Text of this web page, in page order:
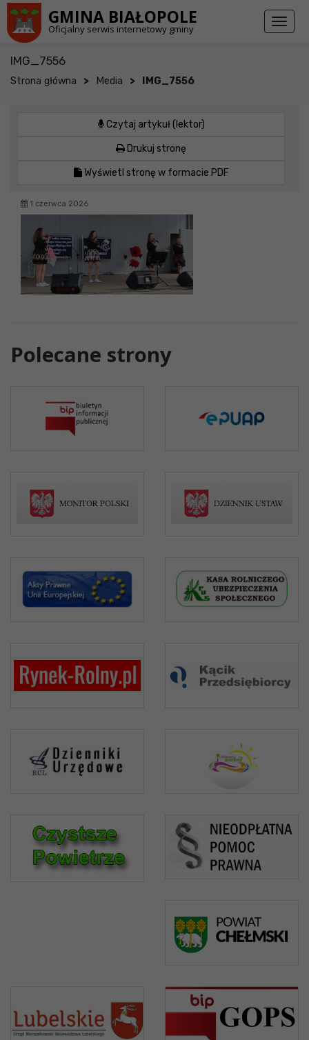
GMINA BIAŁOPOLE
Oficjalny serwis internetowy gminy
Toggle
IMG_7556
Strona główna > Media > IMG_7556
Czytaj artykuł (lektor)
Drukuj stronę
Wyświetl stronę w formacie PDF
1 czerwca 2026
Polecane strony